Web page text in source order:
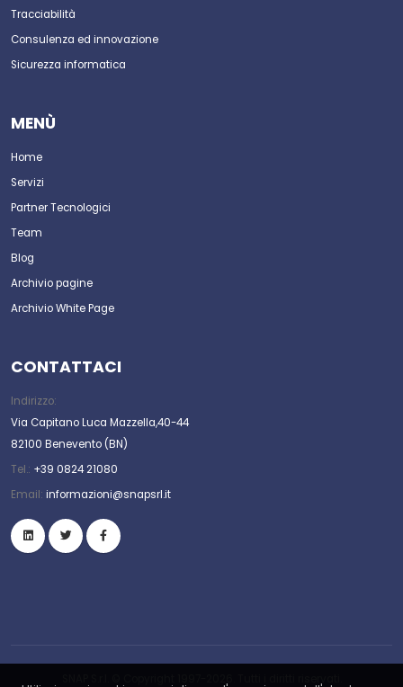
Tracciabilità
Consulenza ed innovazione
Sicurezza informatica
MENÙ
Home
Servizi
Partner Tecnologici
Team
Blog
Archivio pagine
Archivio White Page
CONTATTACI
Indirizzo:
Via Capitano Luca Mazzella,40-44
82100 Benevento (BN)
Tel.: +39 0824 21080
Email: informazioni@snapsrl.it